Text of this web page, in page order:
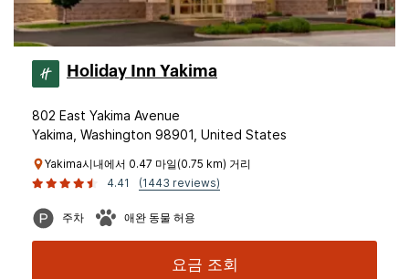
Holiday Inn Yakima
802 East Yakima Avenue
Yakima, Washington 98901, United States
Yakima시내에서 0.47 마일(0.75 km) 거리
4.41
(1443 reviews)
주차 애완 동물 허용
요금 조회